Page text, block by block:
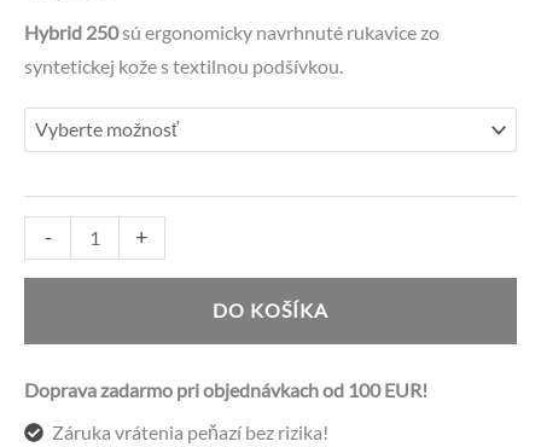
recenzie
Hybrid 250sú ergonomicky navrhnuté rukavice zo
syntetickej kože s textilnou podšívkou.
-
množstvo
Adidas
250
červeno-
+
DO KOŠÍKA
Doprava zadarmo pri objednávkach od 100 EUR!
Záruka vrátenia peňazí bez rizika!